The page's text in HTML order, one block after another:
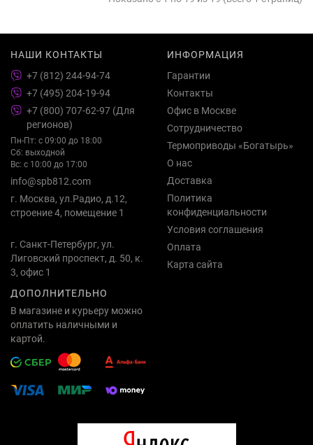
НАШИ КОНТАКТЫ
+7 (812) 244-94-74
+7 (495) 204-19-94
+7 (800) 707-62-97 (Для
регионов)
Пн-Пт: с 09:00 до 18:00
Сб: выходной
Вс: с 10:00 до 17:00
info@spb812.com
г. Москва, ул.Радио, д.12,
строение 4, помещение 1
г. Санкт-Петербург, ул.
Лиговский проспект, д. 50, к.
3, офис 1
ИНФОРМАЦИЯ
Гарантии
Контакты
Офис в Москве
Сотрудничество
Термоприводы «Богатырь»
О нас
Доставка
Политика
конфиденциальности
Условия соглашения
Оплата
Карта сайта
ДОПОЛНИТЕЛЬНО
В магазине и курьеру можно
оплатить наличными и
картой.